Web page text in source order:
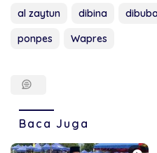
al zaytun dibina
ponpes
Wapres
Baca Juga